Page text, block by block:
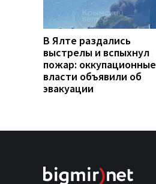
В Ялте раздались
выстрелы и вспыхнул
пожар: оккупационные
власти объявили об
эвакуации